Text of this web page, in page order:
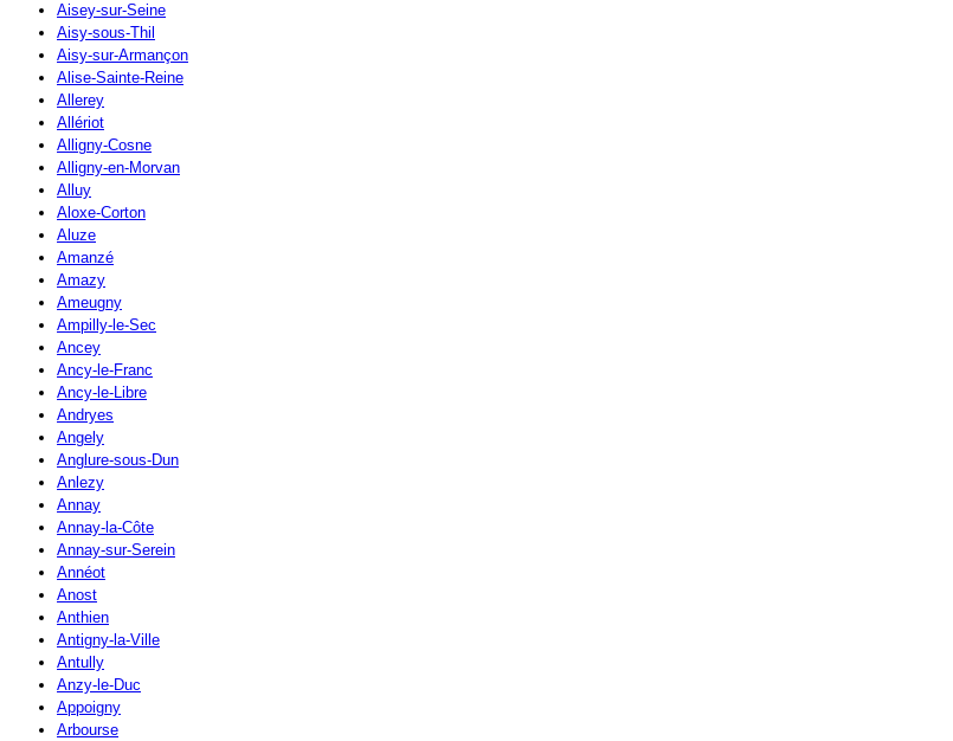
Aisey-sur-Seine
Aisy-sous-Thil
Aisy-sur-Armançon
Alise-Sainte-Reine
Allerey
Allériot
Alligny-Cosne
Alligny-en-Morvan
Alluy
Aloxe-Corton
Aluze
Amanzé
Amazy
Ameugny
Ampilly-le-Sec
Ancey
Ancy-le-Franc
Ancy-le-Libre
Andryes
Angely
Anglure-sous-Dun
Anlezy
Annay
Annay-la-Côte
Annay-sur-Serein
Annéot
Anost
Anthien
Antigny-la-Ville
Antully
Anzy-le-Duc
Appoigny
Arbourse